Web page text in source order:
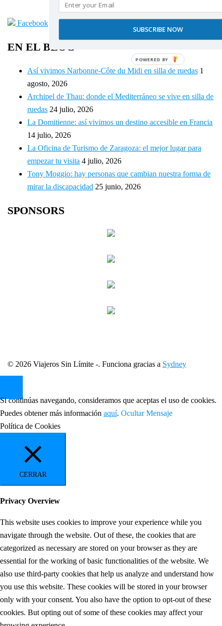
Facebook
EN EL BLOG
Así vivimos Narbonne-Côte du Midi en silla de ruedas 1
agosto, 2026
Archipel de Thau: donde el Mediterráneo se vive en silla de
ruedas 24 julio, 2026
La Domitienne: así vivimos un destino accesible en Francia
14 julio, 2026
La Oficina de Turismo de Zaragoza: el mejor lugar para
empezar tu visita 4 julio, 2026
Tony Moggio: hay personas que cambian nuestra forma de
mirar la discapacidad 25 junio, 2026
SPONSORS
© 2026 Viajeros Sin Límite -. Funciona gracias a Sydney
Si continúas navegando, consideramos que aceptas el uso de cookies.
Puedes obtener más información aquí. Ocultar Mensaje
Política de Cookies
CERRAR
Privacy Overview
This website uses cookies to improve your experience while you
navigate through the website. Out of these, the cookies that are
categorized as necessary are stored on your browser as they are
essential for the working of basic functionalities of the website. We
also use third-party cookies that help us analyze and understand how
you use this website. These cookies will be stored in your browser
only with your consent. You also have the option to opt-out of these
cookies. But opting out of some of these cookies may affect your
SUBSCRIBE NOW
POWERED BY